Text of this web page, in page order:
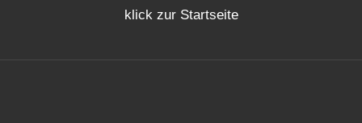
klick zur Startseite